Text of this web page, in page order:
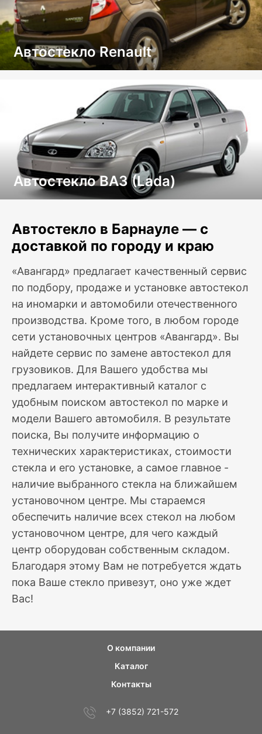
Автостекло Renault
Автостекло ВАЗ (Lada)
Автостекло в Барнауле — с
доставкой по городу и краю
«Авангард» предлагает качественный сервис
по подбору, продаже и установке автостекол
на иномарки и автомобили отечественного
производства. Кроме того, в любом городе
сети установочных центров «Авангард». Вы
найдете сервис по замене автостекол для
грузовиков. Для Вашего удобства мы
предлагаем интерактивный каталог с
удобным поиском автостекол по марке и
модели Вашего автомобиля. В результате
поиска, Вы получите информацию о
технических характеристиках, стоимости
стекла и его установке, а самое главное -
наличие выбранного стекла на ближайшем
установочном центре. Мы стараемся
обеспечить наличие всех стекол на любом
установочном центре, для чего каждый
центр оборудован собственным складом.
Благодаря этому Вам не потребуется ждать
пока Ваше стекло привезут, оно уже ждет
Вас!
О компании
Каталог
Контакты
+7 (3852) 721-572